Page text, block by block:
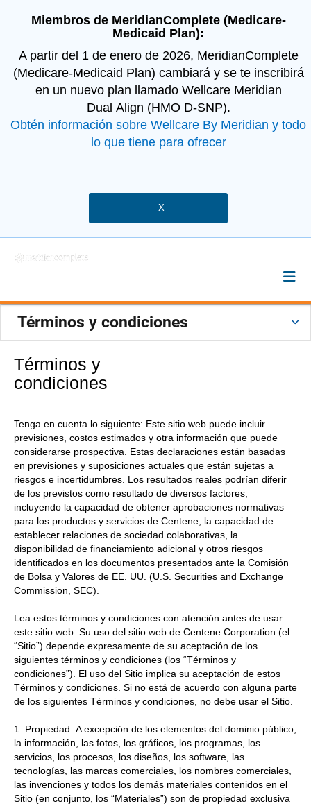
Miembros de MeridianComplete (Medicare-
Medicaid Plan):
A partir del 1 de enero de 2026, MeridianComplete
(Medicare-Medicaid Plan) cambiará y se te inscribirá
en un nuevo plan llamado Wellcare Meridian
Dual Align (HMO D-SNP).
Obtén información sobre Wellcare By Meridian y todo
lo que tiene para ofrecer
X
Términos y condiciones
Términos y
condiciones
Tenga en cuenta lo siguiente: Este sitio web puede incluir
previsiones, costos estimados y otra información que puede
considerarse prospectiva. Estas declaraciones están basadas
en previsiones y suposiciones actuales que están sujetas a
riesgos e incertidumbres. Los resultados reales podrían diferir
de los previstos como resultado de diversos factores,
incluyendo la capacidad de obtener aprobaciones normativas
para los productos y servicios de Centene, la capacidad de
establecer relaciones de sociedad colaborativas, la
disponibilidad de financiamiento adicional y otros riesgos
identificados en los documentos presentados ante la Comisión
de Bolsa y Valores de EE. UU. (U.S. Securities and Exchange
Commission, SEC).
Lea estos términos y condiciones con atención antes de usar
este sitio web. Su uso del sitio web de Centene Corporation (el
“Sitio”) depende expresamente de su aceptación de los
siguientes términos y condiciones (los “Términos y
condiciones”). El uso del Sitio implica su aceptación de estos
Términos y condiciones. Si no está de acuerdo con alguna parte
de los siguientes Términos y condiciones, no debe usar el Sitio.
1. Propiedad .A excepción de los elementos del dominio público,
la información, las fotos, los gráficos, los programas, los
servicios, los procesos, los diseños, los software, las
tecnologías, las marcas comerciales, los nombres comerciales,
las invenciones y todos los demás materiales contenidos en el
Sitio (en conjunto, los “Materiales”) son de propiedad exclusiva